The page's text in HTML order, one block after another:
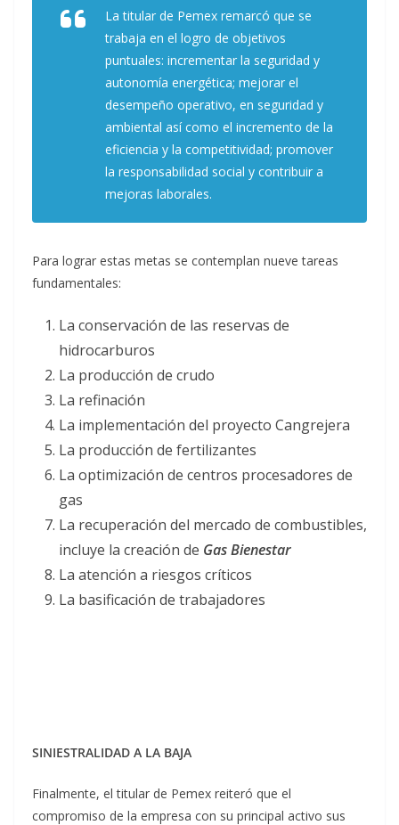
La titular de Pemex remarcó que se
trabaja en el logro de objetivos
puntuales: incrementar la seguridad y
autonomía energética; mejorar el
desempeño operativo, en seguridad y
ambiental así como el incremento de la
eficiencia y la competitividad; promover
la responsabilidad social y contribuir a
mejoras laborales.
Para lograr estas metas se contemplan nueve tareas
fundamentales:
La conservación de las reservas de
hidrocarburos
La producción de crudo
La refinación
La implementación del proyecto Cangrejera
La producción de fertilizantes
La optimización de centros procesadores de
gas
La recuperación del mercado de combustibles,
incluye la creación de Gas Bienestar
La atención a riesgos críticos
La basificación de trabajadores
SINIESTRALIDAD A LA BAJA
Finalmente, el titular de Pemex reiteró que el
compromiso de la empresa con su principal activo sus